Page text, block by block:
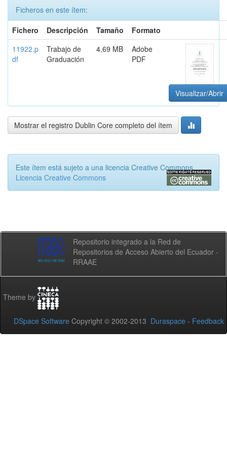
Ficheros en este ítem:
Fichero
Descripción Tamaño
Formato
11922.p
df
Trabajo de
Graduación
4,69 MB
Adobe
PDF
Visualizar/Abrir
Mostrar el registro Dublin Core completo del ítem
Este ítem está sujeto a una licencia Creative Commons
Licencia Creative Commons
Repositorio integrado a la Red de
Repositorios de Acceso Abierto del Ecuador -
RRAAE
Theme by
DSpace Software Copyright © 2002-2013 Duraspace - Feedback